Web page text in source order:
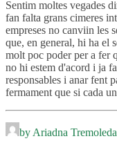
Sentim moltes vegades
fan falta grans cimeres
empreses no canviin les
que, en general, hi ha el
molt poc poder per a fer
no hi estem d'acord i ja
responsables i anar fent
fermament que si cada
by Ariadna Tremoleda